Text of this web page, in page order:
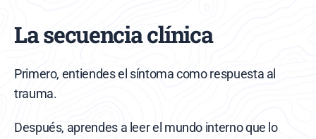
La secuencia clínica
Primero, entiendes el síntoma como respuesta al
trauma.
Después, aprendes a leer el mundo interno que lo